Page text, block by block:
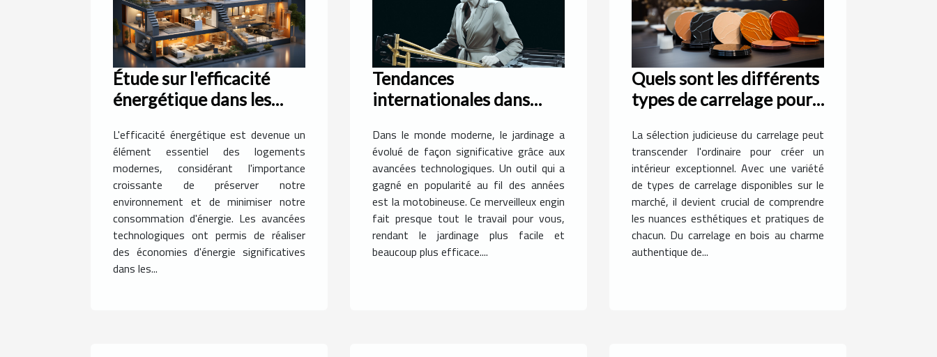
Étude sur l'efficacité
énergétique dans les
L'efficacité énergétique est devenue un
élément essentiel des logements
modernes, considérant l'importance
croissante de préserver notre
environnement et de minimiser notre
consommation d'énergie. Les avancées
technologiques ont permis de réaliser
des économies d'énergie significatives
dans les...
Tendances
internationales dans
motobineuses
Dans le monde moderne, le jardinage a
évolué de façon significative grâce aux
avancées technologiques. Un outil qui a
gagné en popularité au fil des années
est la motobineuse. Ce merveilleux engin
fait presque tout le travail pour vous,
rendant le jardinage plus facile et
beaucoup plus efficace....
Quels sont les différents
types de carrelage pour
votre intérieur ?
La sélection judicieuse du carrelage peut
transcender l'ordinaire pour créer un
intérieur exceptionnel. Avec une variété
de types de carrelage disponibles sur le
marché, il devient crucial de comprendre
les nuances esthétiques et pratiques de
chacun. Du carrelage en bois au charme
authentique de...